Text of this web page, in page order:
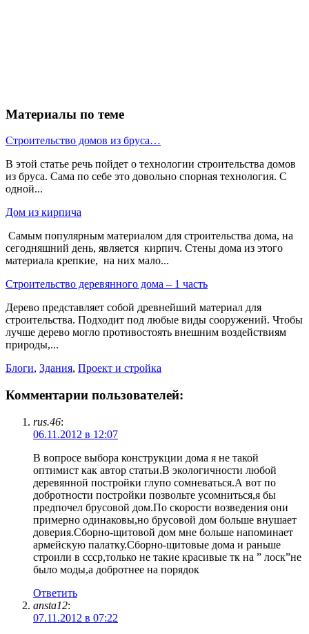
Материалы по теме
Строительство домов из бруса…
В этой статье речь пойдет о технологии строительства домов
из бруса. Сама по себе это довольно спорная технология. С
одной...
Дом из кирпича
Самым популярным материалом для строительства дома, на
сегодняшний день, является кирпич. Стены дома из этого
материала крепкие, на них мало...
Строительство деревянного дома – 1 часть
Дерево представляет собой древнейший материал для
строительства. Подходит под любые виды сооружений. Чтобы
лучше дерево могло противостоять внешним воздействиям
природы,...
Блоги, Здания, Проект и стройка
Комментарии пользователей:
rus.46:
06.11.2012 в 12:07
В вопросе выбора конструкции дома я не такой
оптимист как автор статьи.В экологичности любой
деревянной постройки глупо сомневаться.А вот по
добротности постройки позвольте усомниться,я бы
предпочел брусовой дом.По скорости возведения они
примерно одинаковы,но брусовой дом больше внушает
доверия.Сборно-щитовой дом мне больше напоминает
армейскую палатку.Сборно-щитовые дома и раньше
строили в ссср,только не такие красивые тк на ” лоск”не
было моды,а добротнее на порядок
Ответить
ansta12:
07.11.2012 в 07:22